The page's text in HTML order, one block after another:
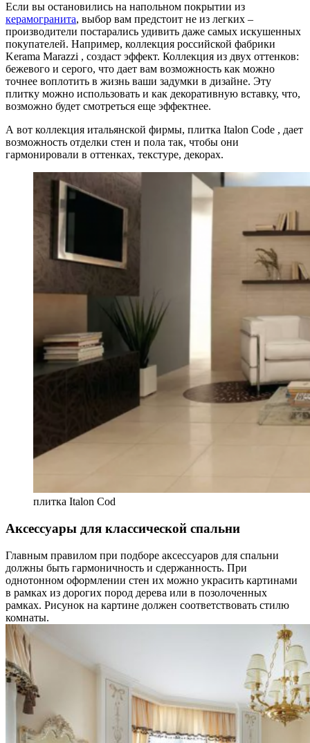
Если вы остановились на напольном покрытии из
керамогранита, выбор вам предстоит не из легких –
производители постарались удивить даже самых искушенных
покупателей. Например, коллекция российской фабрики
Kerama Marazzi , создаст эффект. Коллекция из двух оттенков:
бежевого и серого, что дает вам возможность как можно
точнее воплотить в жизнь ваши задумки в дизайне. Эту
плитку можно использовать и как декоративную вставку, что,
возможно будет смотреться еще эффектнее.
А вот коллекция итальянской фирмы, плитка Italon Code , дает
возможность отделки стен и пола так, чтобы они
гармонировали в оттенках, текстуре, декорах.
плитка Italon Cod
Аксессуары для классической спальни
Главным правилом при подборе аксессуаров для спальни
должны быть гармоничность и сдержанность. При
однотонном оформлении стен их можно украсить картинами
в рамках из дорогих пород дерева или в позолоченных
рамках. Рисунок на картине должен соответствовать стилю
комнаты.